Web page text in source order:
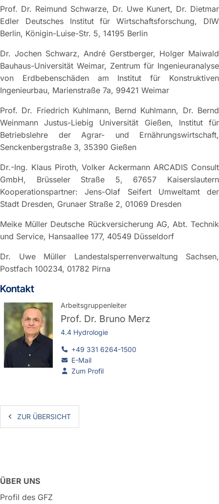
Prof. Dr. Reimund Schwarze, Dr. Uwe Kunert, Dr. Dietmar
Edler Deutsches Institut für Wirtschaftsforschung, DIW
Berlin, Königin-Luise-Str. 5, 14195 Berlin
Dr. Jochen Schwarz, André Gerstberger, Holger Maiwald
Bauhaus-Universität Weimar, Zentrum für Ingenieuranalyse
von Erdbebenschäden am Institut für Konstruktiven
Ingenieurbau, Marienstraße 7a, 99421 Weimar
Prof. Dr. Friedrich Kuhlmann, Bernd Kuhlmann, Dr. Bernd
Weinmann Justus-Liebig Universität Gießen, Institut für
Betriebslehre der Agrar- und Ernährungswirtschaft,
Senckenbergstraße 3, 35390 Gießen
Dr.-Ing. Klaus Piroth, Volker Ackermann ARCADIS Consult
GmbH, Brüsseler Straße 5, 67657 Kaiserslautern
Kooperationspartner: Jens-Olaf Seifert Umweltamt der
Stadt Dresden, Grunaer Straße 2, 01069 Dresden
Meike Müller Deutsche Rückversicherung AG, Abt. Technik
und Service, Hansaallee 177, 40549 Düsseldorf
Dr. Uwe Müller Landestalsperrenverwaltung Sachsen,
Postfach 100234, 01782 Pirna
Kontakt
Arbeitsgruppenleiter
Prof. Dr. Bruno Merz
4.4 Hydrologie
+49 331 6264-1500
E-Mail
Zum Profil
ZUR ÜBERSICHT
ÜBER UNS
Profil des GFZ